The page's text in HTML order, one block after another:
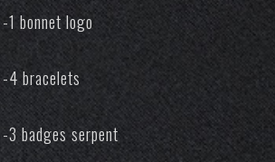
-1 bonnet logo
-4 bracelets
-3 badges serpent